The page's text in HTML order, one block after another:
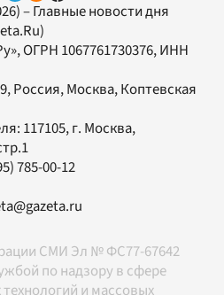
– Главные новости дня
, ОГРН 1067761730376, ИНН
Россия, Москва, Коптевская
117105, г. Москва,
785-00-12
СМИ Эл № ФС77-67642
по надзору в сфере
и массовых